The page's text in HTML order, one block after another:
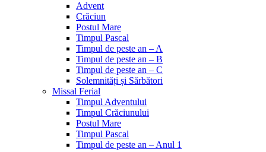
Advent
Crăciun
Postul Mare
Timpul Pascal
Timpul de peste an – A
Timpul de peste an – B
Timpul de peste an – C
Solemnități și Sărbători
Missal Ferial
Timpul Adventului
Timpul Crăciunului
Postul Mare
Timpul Pascal
Timpul de peste an – Anul 1